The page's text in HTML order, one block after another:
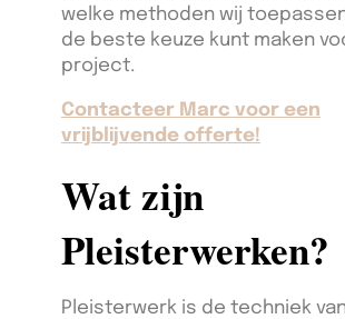
welke methoden wij
de beste keuze kunt maken
project.
Contacteer Marc voor een
vrijblijvende offerte!
Wat zijn
Pleisterwerken?
Pleisterwerk is de techniek